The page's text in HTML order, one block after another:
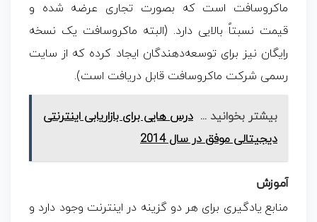
ماکروسافت است که بصورت تجاری عرضه شده و
قیمت نسبتاً بالایی دارد. (البته ماکروسافت یک نسخه
رایگان نیز برای توسعه‌دهندگان ایجاد کرده که از سایت
رسمی شرکت ماکروسافت قابل دریافت است).
بیشتر بخوانید ... درس هایی برای بازاریابی اینترنتی
دیجیتالی موفق در سال 2014
آموزش
منابع یادگیری برای هر دو گزینه در اینترنت وجود دارد و